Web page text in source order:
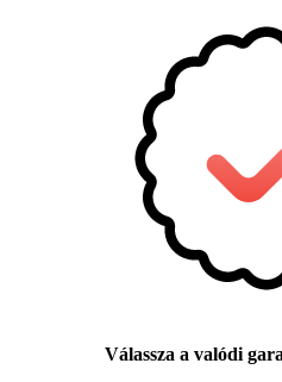
Válassza a valódi